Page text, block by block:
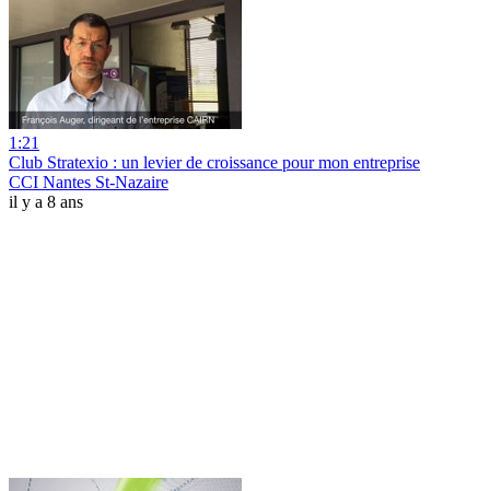
1:21
Club Stratexio : un levier de croissance pour mon entreprise
CCI Nantes St-Nazaire
il y a 8 ans